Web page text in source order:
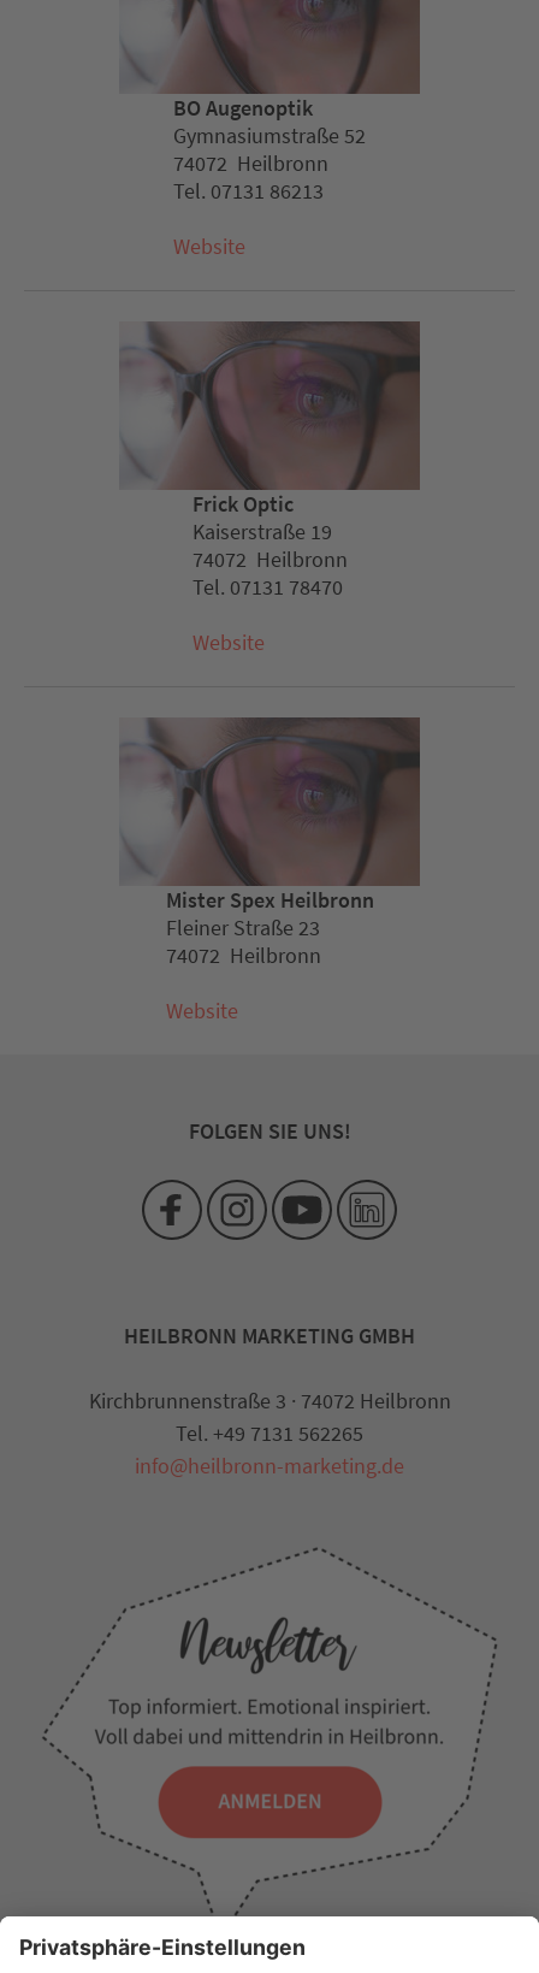
BO Augenoptik
Gymnasiumstraße 52
74072 Heilbronn
Tel. 07131 86213
Website
Frick Optic
Kaiserstraße 19
74072 Heilbronn
Tel. 07131 78470
Website
Mister Spex Heilbronn
Fleiner Straße 23
74072 Heilbronn
Website
FOLGEN SIE UNS!
HEILBRONN MARKETING GMBH
Kirchbrunnenstraße 3 · 74072 Heilbronn
Tel. +49 7131 562265
info@heilbronn-marketing.de